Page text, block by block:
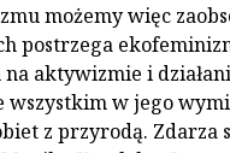
możemy więc
postrzega
aktywizmie i
w jego
z przyrodą. Zdarza